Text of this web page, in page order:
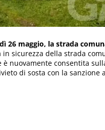
26 maggio, la strada
sicurezza della strada
nuovamente consentita
di sosta con la sanzione